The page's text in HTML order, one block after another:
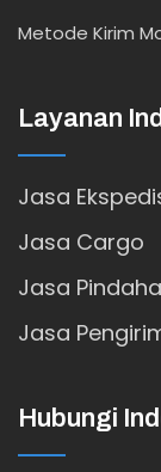
Metode Kirim
Layanan
Jasa
Jasa Cargo
Jasa
Jasa
Hubungi